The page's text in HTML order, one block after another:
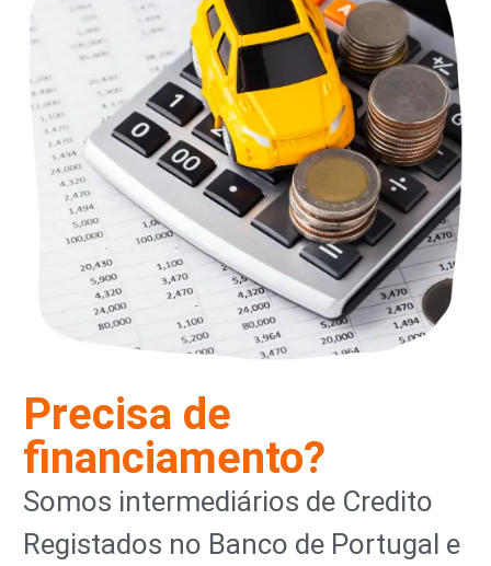
Precisa de
financiamento?
Somos intermediários de Credito
Registados no Banco de Portugal e